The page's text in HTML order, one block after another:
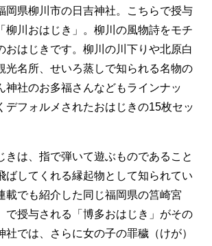
岡県柳川市の日吉神社。こちらで授与
柳川おはじき」。柳川の風物詩をモチ
おはじきです。柳川の川下りや北原白
光名所、せいろ蒸しで知られる名物の
神社のお多福さんなどもラインナッ
デフォルメされたおはじきの15枚セッ
きは、指で弾いて遊ぶものであること
ばしてくれる縁起物として知られてい
載でも紹介した同じ福岡県の筥崎宮
で授与される「博多おはじき」がその
社では、さらに女の子の罪穢（けが）